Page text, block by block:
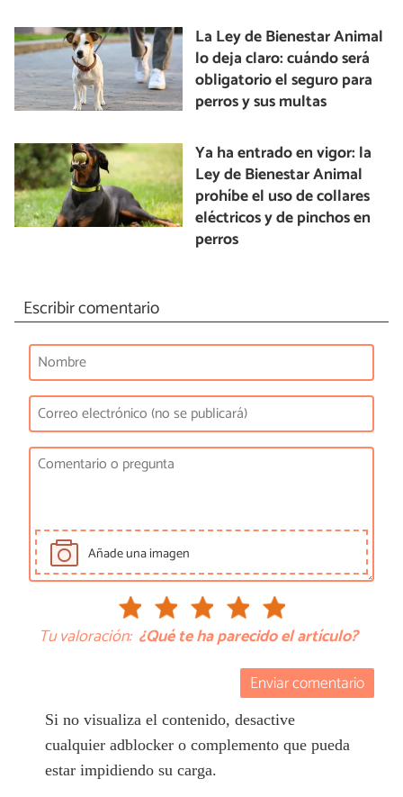
La Ley de Bienestar Animal
lo deja claro: cuándo será
obligatorio el seguro para
perros y sus multas
Ya ha entrado en vigor: la
Ley de Bienestar Animal
prohíbe el uso de collares
eléctricos y de pinchos en
perros
Escribir comentario
Añade una imagen
Tu valoración: ¿Qué te ha parecido el artículo?
Enviar comentario
Si no visualiza el contenido, desactive
cualquier adblocker o complemento que pueda
estar impidiendo su carga.